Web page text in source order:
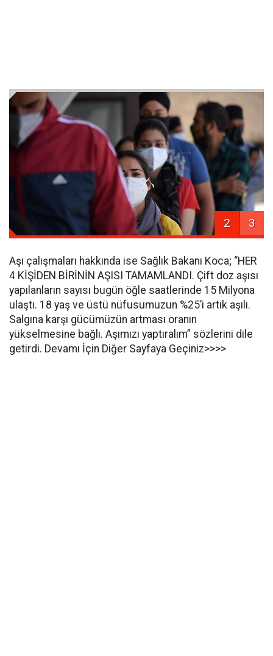
2 3
Aşı çalışmaları hakkında ise Sağlık Bakanı Koca; “HER
4 KİŞİDEN BİRİNİN AŞISI TAMAMLANDI. Çift doz aşısı
yapılanların sayısı bugün öğle saatlerinde 15 Milyona
ulaştı. 18 yaş ve üstü nüfusumuzun %25’i artık aşılı.
Salgına karşı gücümüzün artması oranın
yükselmesine bağlı. Aşımızı yaptıralım” sözlerini dile
getirdi. Devamı İçin Diğer Sayfaya Geçiniz>>>>